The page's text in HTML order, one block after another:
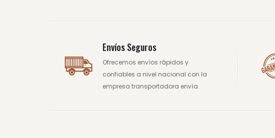
Envíos Seguros
Ofrecemos envíos rápidos y
confiables a nivel nacional con la
empresa transportadora envía.